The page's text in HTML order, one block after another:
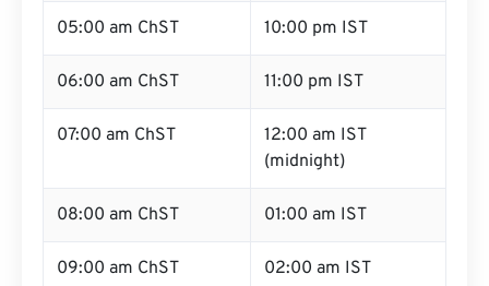
05:00 am ChST 10:00 pm IST
06:00 am ChST 11:00 pm IST
07:00 am ChST
12:00 am IST
(midnight)
08:00 am ChST 01:00 am IST
09:00 am ChST 02:00 am IST